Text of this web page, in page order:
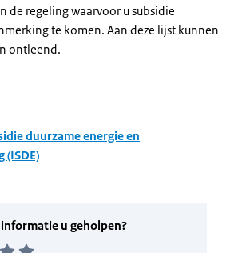
de regeling waarvoor u subsidie
te komen. Aan deze lijst kunnen
ontleend.
duurzame energie en
(ISDE)